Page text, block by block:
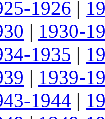
1926 |
| 1930-
1935 |
| 1939-
1944 |